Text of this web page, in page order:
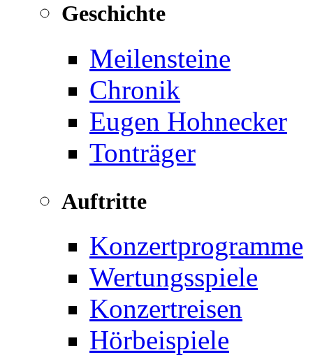
Geschichte
Meilensteine
Chronik
Eugen Hohnecker
Tonträger
Auftritte
Konzertprogramme
Wertungsspiele
Konzertreisen
Hörbeispiele